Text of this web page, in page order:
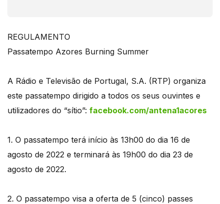
REGULAMENTO
Passatempo Azores Burning Summer
A Rádio e Televisão de Portugal, S.A. (RTP) organiza
este passatempo dirigido a todos os seus ouvintes e
utilizadores do “sítio”: facebook.com/antena1acores
1. O passatempo terá início às 13h00 do dia 16 de
agosto de 2022 e terminará às 19h00 do dia 23 de
agosto de 2022.
2. O passatempo visa a oferta de 5 (cinco) passes